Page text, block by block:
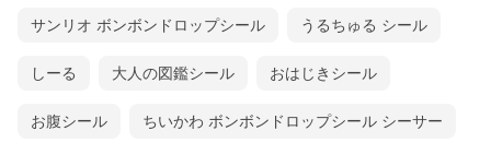
サンリオ ボンボンドロップシール うるちゅる シール
しーる 大人の図鑑シール おはじきシール
お腹シール ちいかわ ボンボンドロップシール シーサー